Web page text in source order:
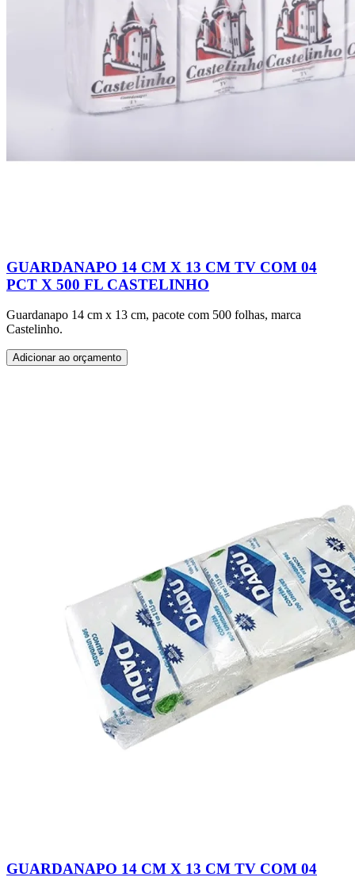
GUARDANAPO 14 CM X 13 CM TV COM 04
PCT X 500 FL CASTELINHO
Guardanapo 14 cm x 13 cm, pacote com 500 folhas, marca
Castelinho.
Adicionar ao orçamento
GUARDANAPO 14 CM X 13 CM TV COM 04